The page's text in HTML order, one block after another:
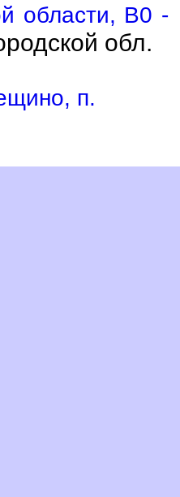
области, B0 -
обл.
п.